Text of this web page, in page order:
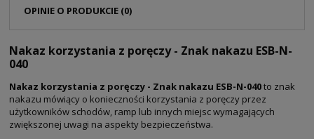
OPINIE O PRODUKCIE (0)
Nakaz korzystania z poręczy - Znak nakazu ESB-N-
040
Nakaz korzystania z poręczy - Znak nakazu ESB-N-040to znak
nakazu mówiący o konieczności korzystania z poręczy przez
użytkowników schodów, ramp lub innych miejsc wymagających
zwiększonej uwagi na aspekty bezpieczeństwa.